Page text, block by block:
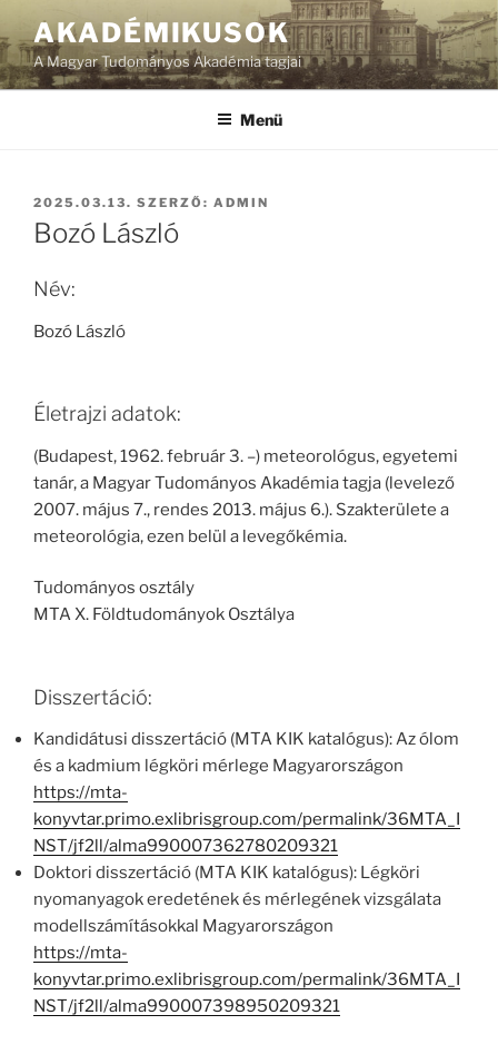
AKADÉMIKUSOK
A Magyar Tudományos Akadémia tagjai
Menü
BEKÜLDVE:
2025.03.13. SZERZŐ: ADMIN
Bozó László
Név:
Bozó László
Életrajzi adatok:
(Budapest, 1962. február 3. –) meteorológus, egyetemi
tanár, a Magyar Tudományos Akadémia tagja (levelező
2007. május 7., rendes 2013. május 6.). Szakterülete a
meteorológia, ezen belül a levegőkémia.
Tudományos osztály
MTA X. Földtudományok Osztálya
Disszertáció:
Kandidátusi disszertáció (MTA KIK katalógus): Az ólom
és a kadmium légköri mérlege Magyarországon
https://mta-
konyvtar.primo.exlibrisgroup.com/permalink/36MTA_I
NST/jf2ll/alma990007362780209321
Doktori disszertáció (MTA KIK katalógus): Légköri
nyomanyagok eredetének és mérlegének vizsgálata
modellszámításokkal Magyarországon
https://mta-
konyvtar.primo.exlibrisgroup.com/permalink/36MTA_I
NST/jf2ll/alma990007398950209321